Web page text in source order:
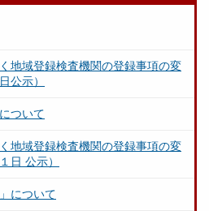
地域登録検査機関の登録事項の変
公示）
ついて
地域登録検査機関の登録事項の変
日 公示）
について